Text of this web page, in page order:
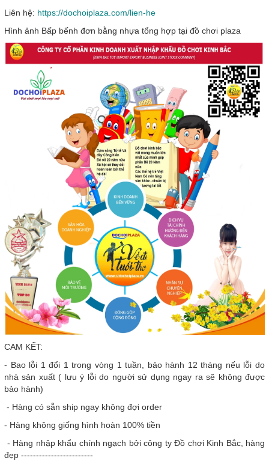
Liên hệ: https://dochoiplaza.com/lien-he
Hình ảnh Bấp bếnh đơn bằng nhựa tổng hợp tại đồ chơi plaza
CAM KẾT:
- Bao lỗi 1 đổi 1 trong vòng 1 tuần, bảo hành 12 tháng nếu lỗi do
nhà sản xuất ( lưu ý lỗi do người sử dụng ngay ra sẽ không được
bảo hành)
- Hàng có sẵn ship ngay không đợi order
- Hàng không giống hình hoàn 100% tiền
- Hàng nhập khẩu chính ngạch bởi công ty Đồ chơi Kinh Bắc, hàng
đẹp ------------------------